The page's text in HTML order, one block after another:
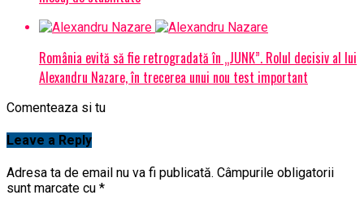
România evită să fie retrogradată în „JUNK”. Rolul decisiv al lui
Alexandru Nazare, în trecerea unui nou test important
Comenteaza si tu
Leave a Reply
Adresa ta de email nu va fi publicată. Câmpurile obligatorii
sunt marcate cu *